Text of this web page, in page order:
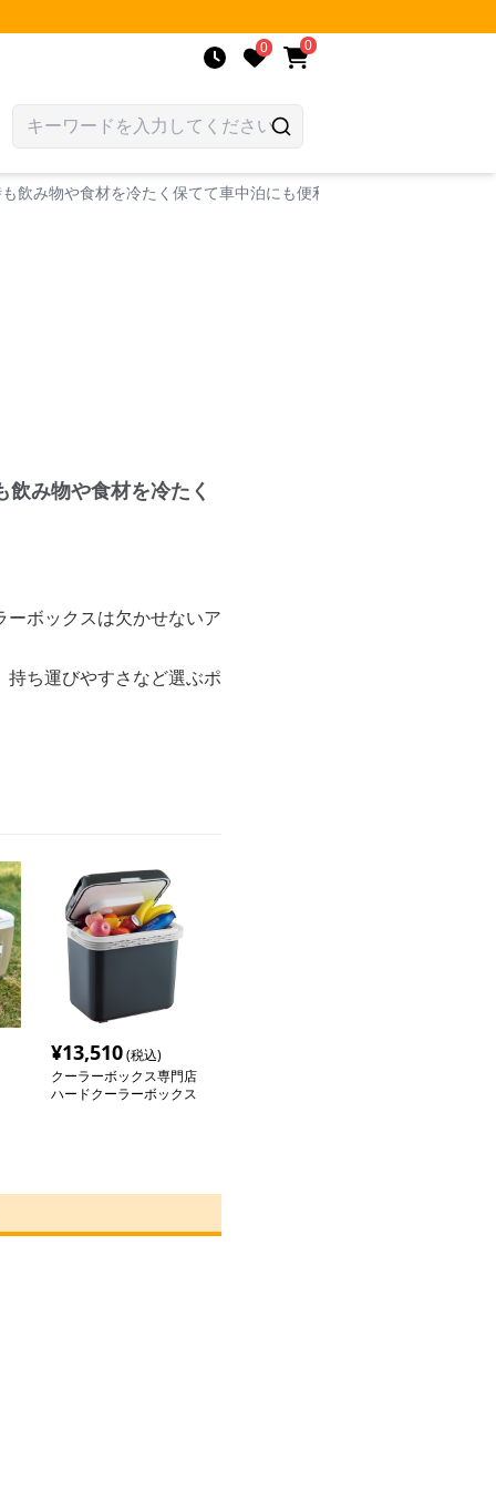
0 0
飲み物や食材を冷たく保てて車中泊にも便利
み物や食材を冷たく
ーボックスは欠かせないア
ち運びやすさなど選ぶポ
¥13,510(税込)
クーラーボックス専門店
ハードクーラーボックス